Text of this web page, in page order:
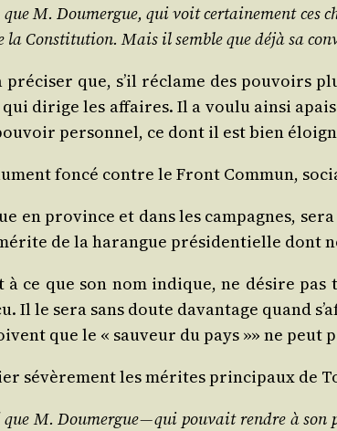
que M. Dou­mergue, qui voit cer­tai­ne­ment ces
la Consti­tu­tion. Mais il semble que déjà sa
pré­ci­ser que, s’il réclame des pou­voirs
dirige les affaires. Il a vou­lu ain­si
per­son­nel, ce dont il est bien
fon­cé contre le Front Com­mun,
en pro­vince et dans les cam­pagnes,
de la harangue pré­si­den­tielle
ce que son nom indique, ne désire
Il le sera sans doute davan­tage quand
que le « sau­veur du pays »» ne
sévè­re­ment les mérites prin­ci­paux de
que M. Dou­mergue — qui pou­vait rendre à